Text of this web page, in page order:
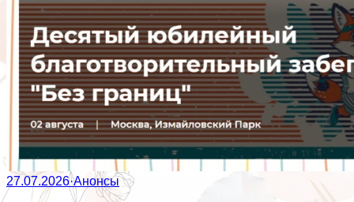
27.07.2026·Анонсы